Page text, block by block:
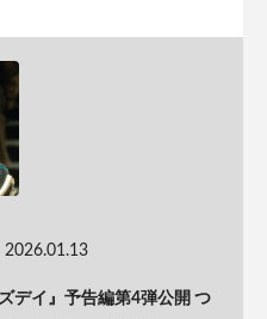
2026.01.13
デイ』予告編第4弾公開 つ